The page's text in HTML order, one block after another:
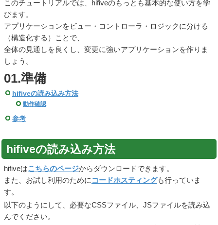
このチュートリアルでは、hifiveのもっとも基本的な使い方を学
びます。
アプリケーションをビュー・コントローラ・ロジックに分ける
（構造化する）ことで、
全体の見通しを良くし、変更に強いアプリケーションを作りま
しょう。
01.準備
hifiveの読み込み方法
動作確認
参考
hifiveの読み込み方法
hifiveはこちらのページからダウンロードできます。
また、お試し利用のために コードホスティングも行っていま
す。
以下のようにして、必要なCSSファイル、JSファイルを読み込
んでください。